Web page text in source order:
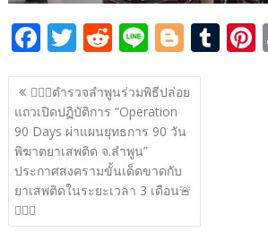
F
ac
e
b
o
o
T
w
itt
er
R
e
d
di
t
Li
n
e
Bl
o
g
g
T
แนะแนว
เรื่อง
👮🏻‍♂️ตำรวจลำพูนร่วมพิธีปล่อย
แถวเปิดปฏิบัติการ “Operation
90 Days ผ่าแผนยุทธการ 90 วัน
พิฆาตยาเสพติด จ.ลำพูน”
ประกาศสงครามขั้นเด็ดขาดกับ
ยาเสพติดในระยะเวลา 3 เดือน🚨
👮🏻‍♂️